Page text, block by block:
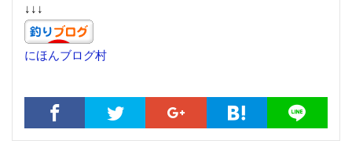
↓↓↓
にほんブログ村